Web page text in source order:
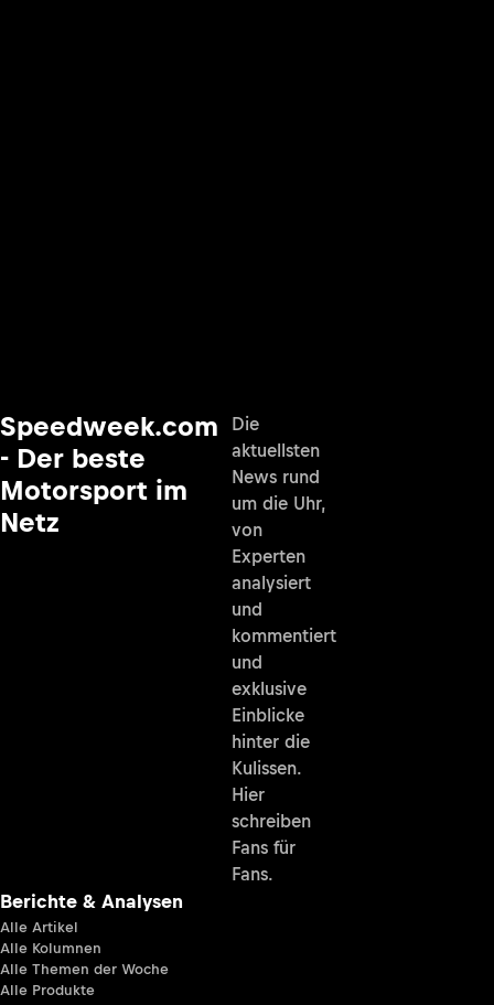
Speedweek.com
- Der beste
Motorsport im
Netz
Die
aktuellsten
News rund
um die Uhr,
von
Experten
analysiert
und
kommentiert
und
exklusive
Einblicke
hinter die
Kulissen.
Hier
schreiben
Fans für
Fans.
Berichte & Analysen
Alle Artikel
Alle Kolumnen
Alle Themen der Woche
Alle Produkte